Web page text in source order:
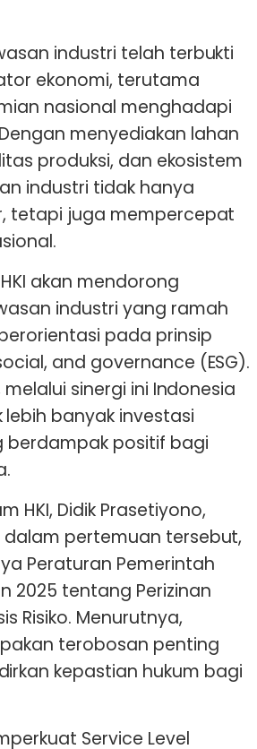
industri telah terbukti
ekonomi, terutama
nasional menghadapi
menyediakan lahan
produksi, dan ekosistem
industri tidak hanya
tetapi juga mempercepat
akan mendorong
industri yang ramah
pada prinsip
and governance (ESG).
sinergi ini Indonesia
banyak investasi
berdampak positif bagi
HKI, Didik Prasetiyono,
pertemuan tersebut,
Peraturan Pemerintah
2025 tentang Perizinan
Risiko. Menurutnya,
terobosan penting
kepastian hukum bagi
Service Level